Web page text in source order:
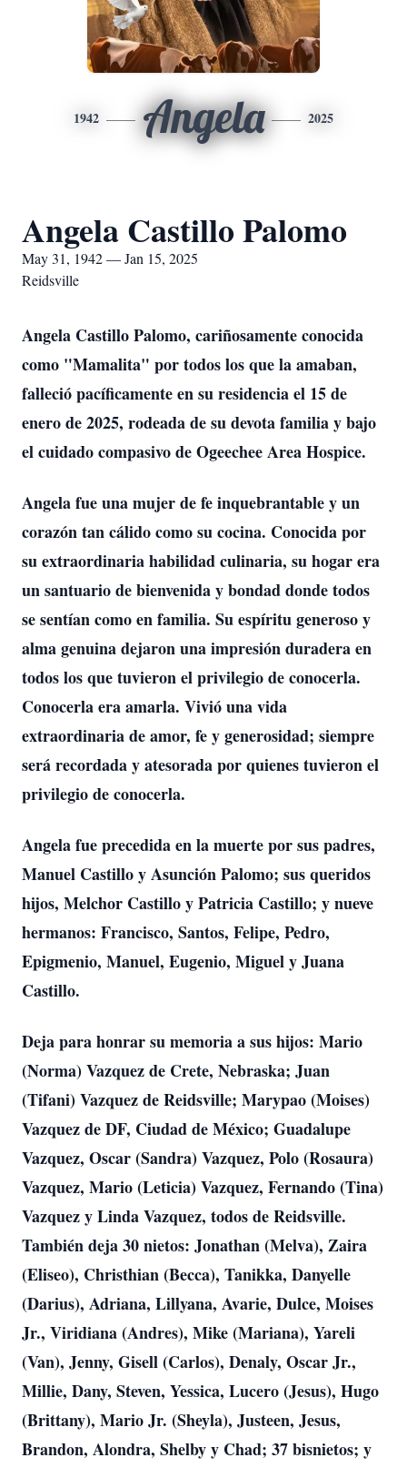
1942 Angela 2025
Angela Castillo Palomo
May 31, 1942 — Jan 15, 2025
Reidsville
Angela Castillo Palomo, cariñosamente conocida
como "Mamalita" por todos los que la amaban,
falleció pacíficamente en su residencia el 15 de
enero de 2025, rodeada de su devota familia y bajo
el cuidado compasivo de Ogeechee Area Hospice.
Angela fue una mujer de fe inquebrantable y un
corazón tan cálido como su cocina. Conocida por
su extraordinaria habilidad culinaria, su hogar era
un santuario de bienvenida y bondad donde todos
se sentían como en familia. Su espíritu generoso y
alma genuina dejaron una impresión duradera en
todos los que tuvieron el privilegio de conocerla.
Conocerla era amarla. Vivió una vida
extraordinaria de amor, fe y generosidad; siempre
será recordada y atesorada por quienes tuvieron el
privilegio de conocerla.
Angela fue precedida en la muerte por sus padres,
Manuel Castillo y Asunción Palomo; sus queridos
hijos, Melchor Castillo y Patricia Castillo; y nueve
hermanos: Francisco, Santos, Felipe, Pedro,
Epigmenio, Manuel, Eugenio, Miguel y Juana
Castillo.
Deja para honrar su memoria a sus hijos: Mario
(Norma) Vazquez de Crete, Nebraska; Juan
(Tifani) Vazquez de Reidsville; Marypao (Moises)
Vazquez de DF, Ciudad de México; Guadalupe
Vazquez, Oscar (Sandra) Vazquez, Polo (Rosaura)
Vazquez, Mario (Leticia) Vazquez, Fernando (Tina)
Vazquez y Linda Vazquez, todos de Reidsville.
También deja 30 nietos: Jonathan (Melva), Zaira
(Eliseo), Christhian (Becca), Tanikka, Danyelle
(Darius), Adriana, Lillyana, Avarie, Dulce, Moises
Jr., Viridiana (Andres), Mike (Mariana), Yareli
(Van), Jenny, Gisell (Carlos), Denaly, Oscar Jr.,
Millie, Dany, Steven, Yessica, Lucero (Jesus), Hugo
(Brittany), Mario Jr. (Sheyla), Justeen, Jesus,
Brandon, Alondra, Shelby y Chad; 37 bisnietos; y